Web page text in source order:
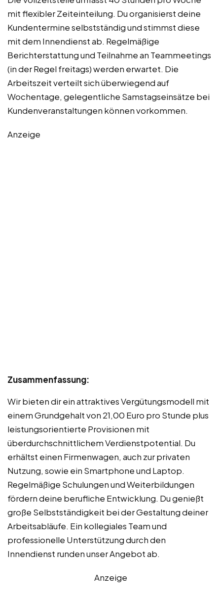
mit flexibler Zeiteinteilung. Du organisierst deine
Kundentermine selbstständig und stimmst diese
mit dem Innendienst ab. Regelmäßige
Berichterstattung und Teilnahme an Teammeetings
(in der Regel freitags) werden erwartet. Die
Arbeitszeit verteilt sich überwiegend auf
Wochentage, gelegentliche Samstagseinsätze bei
Kundenveranstaltungen können vorkommen.
Anzeige
Zusammenfassung:
Wir bieten dir ein attraktives Vergütungsmodell mit
einem Grundgehalt von 21,00 Euro pro Stunde plus
leistungsorientierte Provisionen mit
überdurchschnittlichem Verdienstpotential. Du
erhältst einen Firmenwagen, auch zur privaten
Nutzung, sowie ein Smartphone und Laptop.
Regelmäßige Schulungen und Weiterbildungen
fördern deine berufliche Entwicklung. Du genießt
große Selbstständigkeit bei der Gestaltung deiner
Arbeitsabläufe. Ein kollegiales Team und
professionelle Unterstützung durch den
Innendienst runden unser Angebot ab.
Anzeige